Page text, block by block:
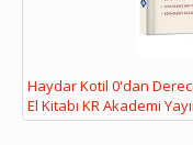
Haydar Kotil 0'dan
El Kitabı KR Akademi